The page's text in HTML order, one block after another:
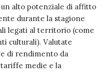
alto potenziale di affitto
durante la stagione
legati al territorio (come
culturali). Valutate
di rendimento da
medie e la